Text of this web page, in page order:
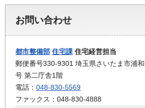
お問い合わせ
都市整備部 住宅課 住宅経営担当
郵便番号330-9301 埼玉県さいたま市浦
号 第二庁舎1階
電話： 048-830-5569
ファックス：048-830-4888